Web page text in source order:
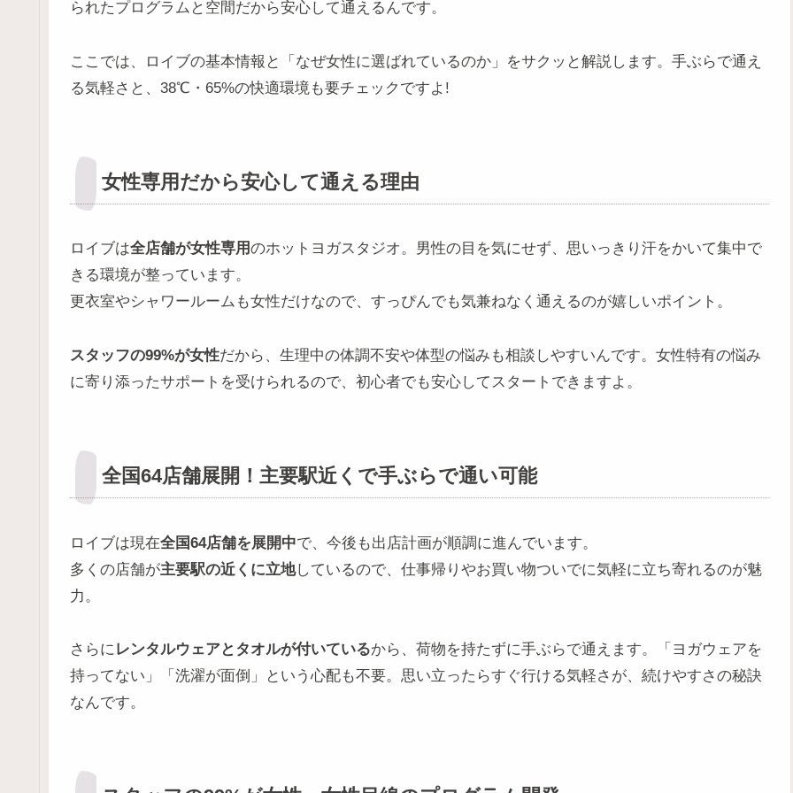
られたプログラムと空間だから安心して通えるんです。
ここでは、ロイブの基本情報と「なぜ女性に選ばれているのか」をサクッと解説します。手ぶらで通え
る気軽さと、38℃・65%の快適環境も要チェックですよ!
女性専用だから安心して通える理由
ロイブは全店舗が女性専用のホットヨガスタジオ。男性の目を気にせず、思いっきり汗をかいて集中で
きる環境が整っています。
更衣室やシャワールームも女性だけなので、すっぴんでも気兼ねなく通えるのが嬉しいポイント。
スタッフの99%が女性だから、生理中の体調不安や体型の悩みも相談しやすいんです。女性特有の悩み
に寄り添ったサポートを受けられるので、初心者でも安心してスタートできますよ。
全国64店舗展開！主要駅近くで手ぶらで通い可能
ロイブは現在全国64店舗を展開中で、今後も出店計画が順調に進んでいます。
多くの店舗が主要駅の近くに立地しているので、仕事帰りやお買い物ついでに気軽に立ち寄れるのが魅
力。
さらにレンタルウェアとタオルが付いているから、荷物を持たずに手ぶらで通えます。「ヨガウェアを
持ってない」「洗濯が面倒」という心配も不要。思い立ったらすぐ行ける気軽さが、続けやすさの秘訣
なんです。